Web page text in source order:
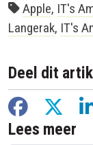
Apple, IT's
Langerak, IT's
Deel dit
Facebook
Lees meer